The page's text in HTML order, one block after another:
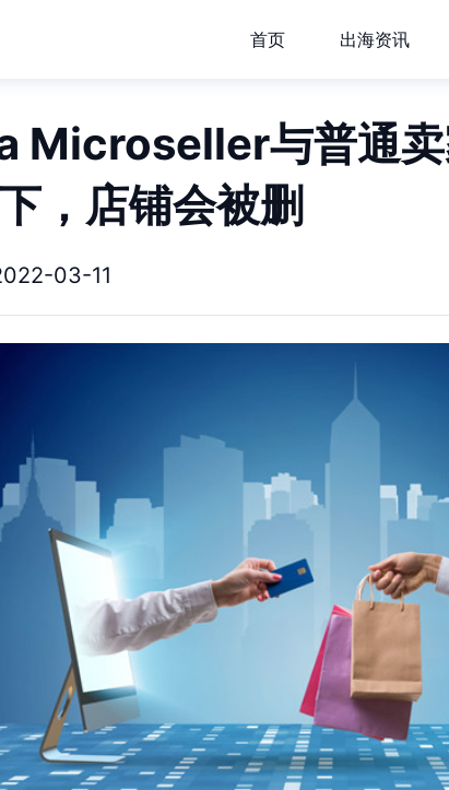
首页 出海资讯
Microseller与普通
，店铺会被删
03-11